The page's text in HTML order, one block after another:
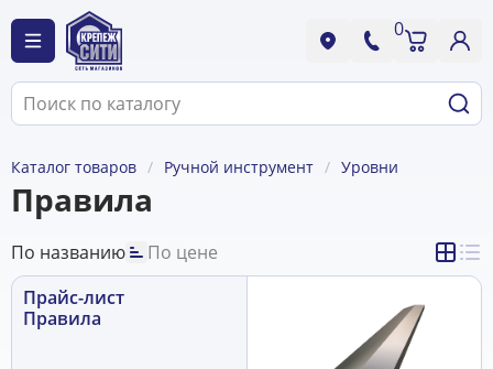
0
Каталог товаров Ручной инструмент Уровни
Правила
По названию
По цене
Прайс-лист
Правила